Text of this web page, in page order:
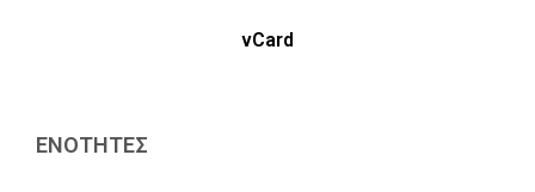
vCard
ΕΝΟΤΗΤΕΣ